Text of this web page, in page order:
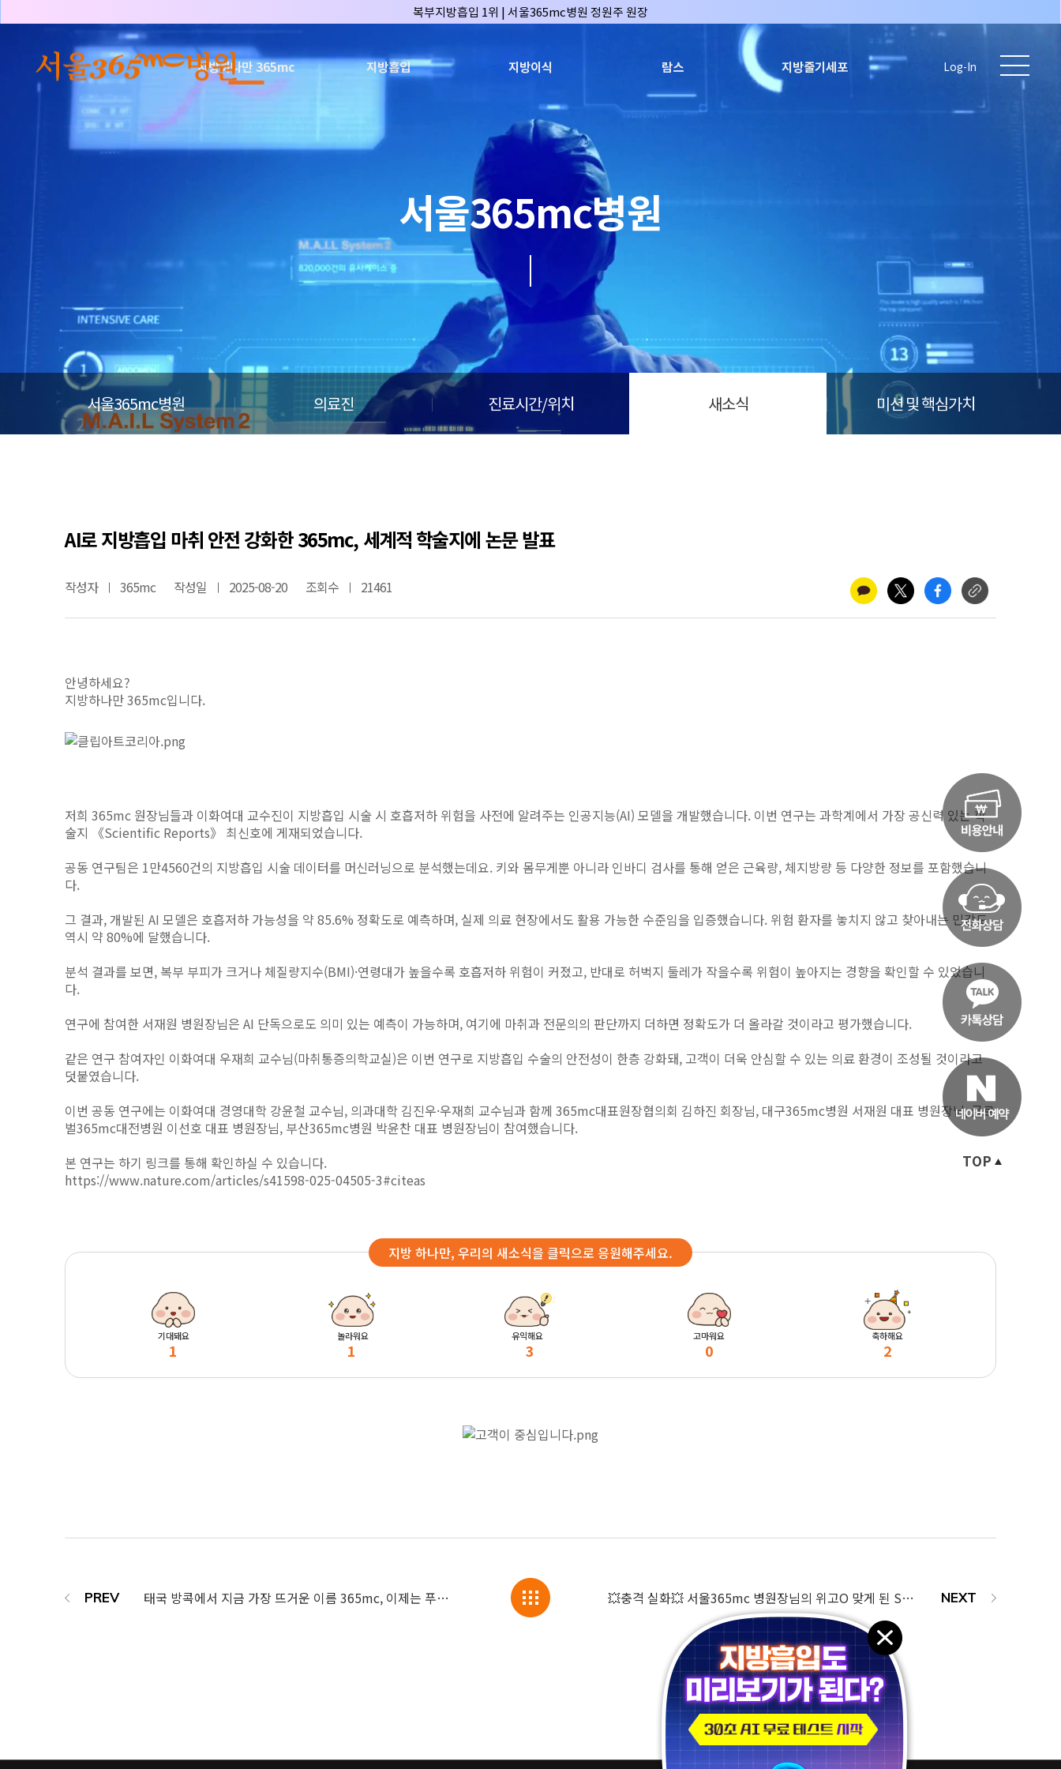
복부지방흡입 1위 | 서울365mc병원 정원주 원장
얼굴지방흡입 1위 | 서울365mc병원 서성익 원장(3년 연속)
🏆대한민국 최대 15층 규모 지방흡입 특화 병원🏆
🏆대한민국 첫번째 '병원급' 지방흡입 병원🏆
🏆지방흡입 고객 만족도 99.9% 최고치 달성🏆
🏆대한민국 최다 지방흡입 케이스 370,884건🏆
🏆서울365mc병원 부위별 최다 지방흡입 집도의 4관왕!! (2026년 7월 기준)
복부지방흡입 1위 | 서울365mc병원 정원주 원장
허파고리 1위 | 서울365mc병원 이성훈 부병원장(4개월 연속)
얼굴지방흡입 1위 | 서울365mc병원 서성익 원장(3년 연속)
배파가리 1위 | 서울365mc병원 서성익 원장
🏆대한민국 최대 15층 규모 지방흡입 특화 병원🏆
🏆대한민국 첫번째 '병원급' 지방흡입 병원🏆
🏆지방흡입 고객 만족도 99.9% 최고치 달성🏆
🏆대한민국 최다 지방흡입 케이스 370,884건🏆
지방하나만 365mc 지방흡입 지방이식 람스 지방줄기세포 Log-In
서울365mc병원
서울365mc병원 의료진 진료시간/위치 새소식 미션 및 핵심가치
AI로 지방흡입 마취 안전 강화한 365mc, 세계적 학술지에 논문 발표
작성자 365mc 작성일 2025-08-20 조회수 21461
안녕하세요?
지방하나만 365mc입니다.
저희 365mc 원장님들과 이화여대 교수진이 지방흡입 시술 시 호흡저하 위험을 사전에 알려주는 인공지능(AI) 모델을 개발했습니다. 이번 연구는 과학계에서 가장 공신력 있는 학
술지 《Scientific Reports》 최신호에 게재되었습니다.
공동 연구팀은 1만4560건의 지방흡입 시술 데이터를 머신러닝으로 분석했는데요. 키와 몸무게뿐 아니라 인바디 검사를 통해 얻은 근육량, 체지방량 등 다양한 정보를 포함했습니
다.
그 결과, 개발된 AI 모델은 호흡저하 가능성을 약 85.6% 정확도로 예측하며, 실제 의료 현장에서도 활용 가능한 수준임을 입증했습니다. 위험 환자를 놓치지 않고 찾아내는 민감도
역시 약 80%에 달했습니다.
분석 결과를 보면, 복부 부피가 크거나 체질량지수(BMI)·연령대가 높을수록 호흡저하 위험이 커졌고, 반대로 허벅지 둘레가 작을수록 위험이 높아지는 경향을 확인할 수 있었습니
다.
연구에 참여한 서재원 병원장님은 AI 단독으로도 의미 있는 예측이 가능하며, 여기에 마취과 전문의의 판단까지 더하면 정확도가 더 올라갈 것이라고 평가했습니다.
같은 연구 참여자인 이화여대 우재희 교수님(마취통증의학교실)은 이번 연구로 지방흡입 수술의 안전성이 한층 강화돼, 고객이 더욱 안심할 수 있는 의료 환경이 조성될 것이라고
덧붙였습니다.
이번 공동 연구에는 이화여대 경영대학 강윤철 교수님, 의과대학 김진우·우재희 교수님과 함께 365mc대표원장협의회 김하진 회장님, 대구365mc병원 서재원 대표 병원장님, 글로
벌365mc대전병원 이선호 대표 병원장님, 부산365mc병원 박윤찬 대표 병원장님이 참여했습니다.
본 연구는 하기 링크를 통해 확인하실 수 있습니다.
https://www.nature.com/articles/s41598-025-04505-3#citeas
지방 하나만, 우리의 새소식을 클릭으로 응원해주세요.
기대돼요
1
놀라워요
1
유익해요
3
고마워요
0
축하해요
2
태국 방콕에서 지금 가장 뜨거운 이름 365mc, 이제는 푸켓으로 갑니다! 💥충격 실화💥 서울365mc 병원장님의 위고O 맞게 된 SSUL 😮
TOP